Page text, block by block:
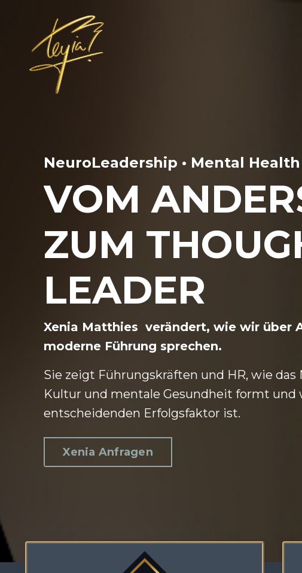
NeuroLeadership • Mental
VOM
ZUM
LEADER
Xenia Matthies verändert, wie wir über
moderne Führung sprechen.
Sie zeigt Führungskräften und HR, wie
Kultur und mentale Gesundheit formt und
entscheidenden Erfolgsfaktor ist.
Xenia Anfragen